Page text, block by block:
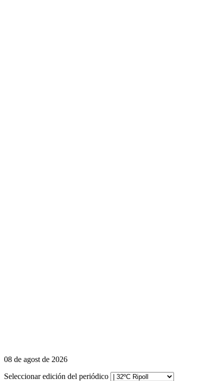
08 de agost de 2026
Seleccionar edición del periódico